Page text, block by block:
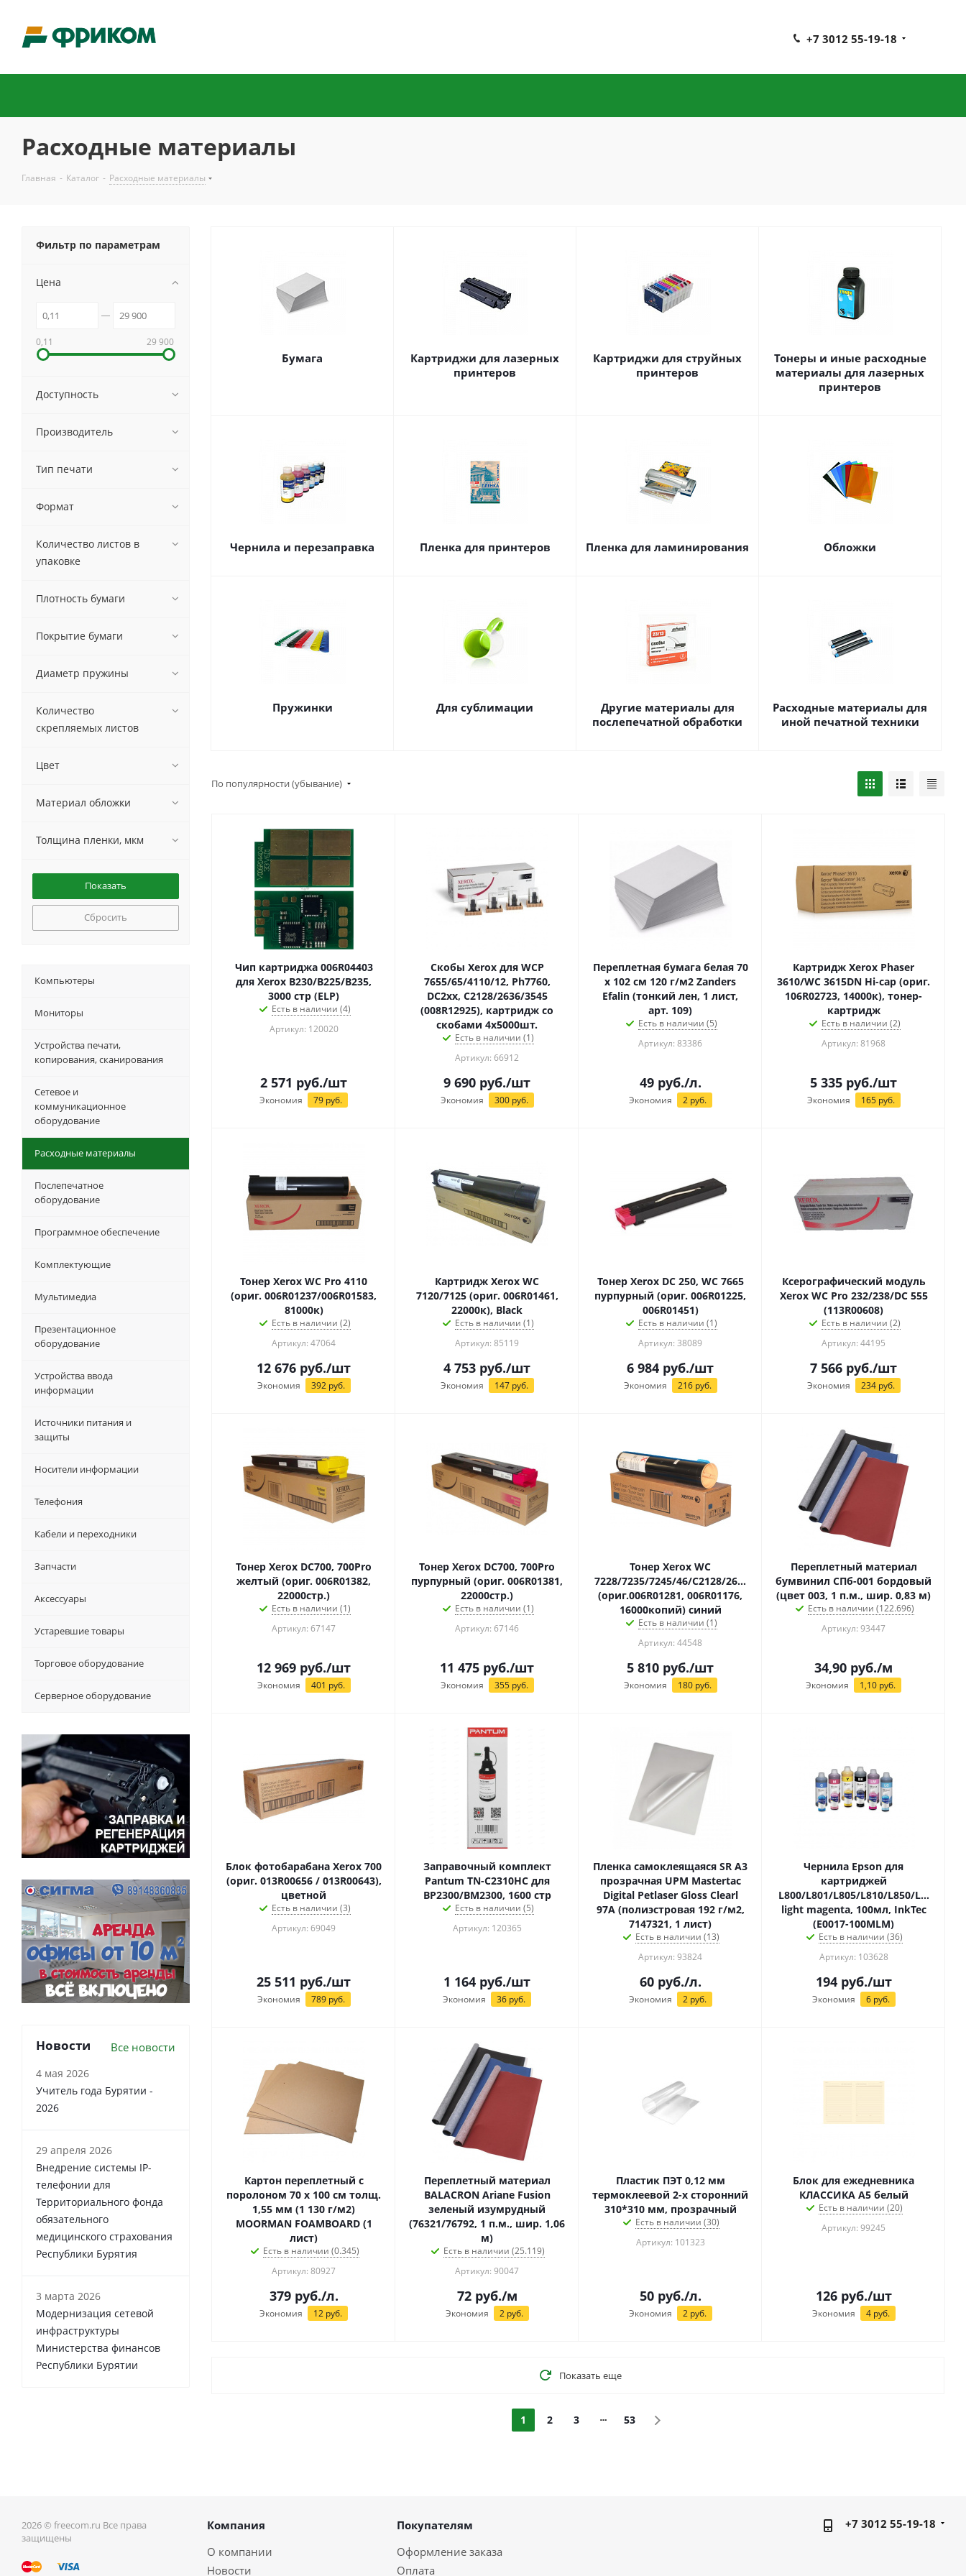
+7 3012 55-19-18
Расходные материалы
Главная - Каталог - Расходные материалы
Бумага
Картриджи для лазерных
принтеров
Картриджи для струйных
принтеров
Тонеры и иные расходные
материалы для лазерных
принтеров
Чернила и перезаправка Пленка для принтеров Пленка для ламинирования Обложки
Пружинки Для сублимации
Другие материалы для
послепечатной обработки
Расходные материалы для
иной печатной техники
По популярности (убывание)
Чип картриджа 006R04403
для Xerox B230/B225/B235,
3000 стр (ELP)
Есть в наличии (4)
Артикул: 120020
2 571 руб./шт
Экономия 79 руб.
Скобы Xerox для WCP
7655/65/4110/12, Ph7760,
DC2xx, C2128/2636/3545
(008R12925), картридж со
скобами 4x5000шт.
Есть в наличии (1)
Артикул: 66912
9 690 руб./шт
Экономия 300руб.
Переплетная бумага белая 70
х 102 см 120 г/м2 Zanders
Efalin (тонкий лен, 1 лист,
арт. 109)
Есть в наличии (5)
Артикул: 83386
49руб./л.
Экономия 2руб.
Картридж Xerox Phaser
3610/WC 3615DN Hi-cap (ориг.
106R02723, 14000к), тонер-
картридж
Есть в наличии (2)
Артикул: 81968
5 335 руб./шт
Экономия 165руб.
Тонер Xerox WC Pro 4110
(ориг. 006R01237/006R01583,
81000к)
Есть в наличии (2)
Артикул: 47064
12 676 руб./шт
Экономия 392руб.
Картридж Xerox WC
7120/7125 (ориг. 006R01461,
22000к), Black
Есть в наличии (1)
Артикул: 85119
4 753 руб./шт
Экономия 147руб.
Тонер Xerox DC 250, WC 7665
пурпурный (ориг. 006R01225,
006R01451)
Есть в наличии (1)
Артикул: 38089
6 984 руб./шт
Экономия 216руб.
Ксерографический модуль
Xerox WC Pro 232/238/DC 555
(113R00608)
Есть в наличии (2)
Артикул: 44195
7 566 руб./шт
Экономия 234руб.
Тонер Xerox DC700, 700Pro
желтый (ориг. 006R01382,
22000стр.)
Есть в наличии (1)
Артикул: 67147
12 969 руб./шт
Экономия 401 руб.
Тонер Xerox DC700, 700Pro
пурпурный (ориг. 006R01381,
22000стр.)
Есть в наличии (1)
Артикул: 67146
11 475 руб./шт
Экономия 355руб.
Тонер Xerox WC
7228/7235/7245/46/C2128/2636/3545
(ориг.006R01281, 006R01176,
16000копий) синий
Есть в наличии (1)
Артикул: 44548
5 810 руб./шт
Экономия 180руб.
Переплетный материал
бумвинил СПб-001 бордовый
(цвет 003, 1 п.м., шир. 0,83 м)
Есть в наличии (122.696)
Артикул: 93447
34,90 руб./м
Экономия 1,10 руб.
Блок фотобарабана Xerox 700
(ориг. 013R00656 / 013R00643),
цветной
Есть в наличии (3)
Артикул: 69049
25 511 руб./шт
Экономия 789руб.
Заправочный комплект
Pantum TN-C2310HC для
BP2300/BM2300, 1600 стр
Есть в наличии (5)
Артикул: 120365
1 164 руб./шт
Экономия 36 руб.
Пленка самоклеящаяся SR A3
прозрачная UPM Mastertac
Digital Petlaser Gloss Clearl
97А (полиэстровая 192 г/м2,
7147321, 1 лист)
Есть в наличии (13)
Артикул: 93824
60руб./л.
Экономия 2руб.
Чернила Epson для
картриджей
L800/L801/L805/L810/L850/L1800
light magenta, 100мл, InkTec
(E0017-100MLM)
Есть в наличии (36)
Артикул: 103628
194руб./шт
Экономия 6руб.
Картон переплетный с
поролоном 70 х 100 см толщ.
1,55 мм (1 130 г/м2)
MOORMAN FOAMBOARD (1
лист)
Есть в наличии (0.345)
Артикул: 80927
379руб./л.
Экономия 12 руб.
Переплетный материал
BALACRON Ariane Fusion
зеленый изумрудный
(76321/76792, 1 п.м., шир. 1,06
м)
Есть в наличии (25.119)
Артикул: 90047
72руб./м
Экономия 2руб.
Пластик ПЭТ 0,12 мм
термоклеевой 2-х сторонний
310*310 мм, прозрачный
Есть в наличии (30)
Артикул: 101323
50руб./л.
Экономия 2руб.
Блок для ежедневника
КЛАССИКА А5 белый
Есть в наличии (20)
Артикул: 99245
126руб./шт
Экономия 4руб.
Показать еще
1 2 3 53
Фильтр по параметрам
Цена
0,11 29 900
Доступность
Производитель
Тип печати
Формат
Количество листов в
упаковке
Плотность бумаги
Покрытие бумаги
Диаметр пружины
Количество
скрепляемых листов
Цвет
Материал обложки
Толщина пленки, мкм
Сбросить
Компьютеры
Мониторы
Устройства печати,
копирования, сканирования
Сетевое и
коммуникационное
оборудование
Расходные материалы
Послепечатное
оборудование
Программное обеспечение
Комплектующие
Мультимедиа
Презентационное
оборудование
Устройства ввода
информации
Источники питания и
защиты
Носители информации
Телефония
Кабели и переходники
Запчасти
Аксессуары
Устаревшие товары
Торговое оборудование
Серверное оборудование
Новости Все новости
4 мая 2026
Учитель года Бурятии -
2026
29 апреля 2026
Внедрение системы IP-
телефонии для
Территориального фонда
обязательного
медицинского страхования
Республики Бурятия
3 марта 2026
Модернизация сетевой
инфраструктуры
Министерства финансов
Республики Бурятии
2026 © freecom.ru Все права
защищены
Компания
О компании
Новости
Покупателям
Оформление заказа
Оплата
+7 3012 55-19-18